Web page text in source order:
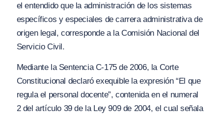
el entendido que la administración de los sistemas
específicos y especiales de carrera administrativa de
origen legal, corresponde a la Comisión Nacional del
Servicio Civil.
Mediante la Sentencia C-175 de 2006, la Corte
Constitucional declaró exequible la expresión “El que
regula el personal docente”, contenida en el numeral
2 del artículo 39 de la Ley 909 de 2004, el cual señala